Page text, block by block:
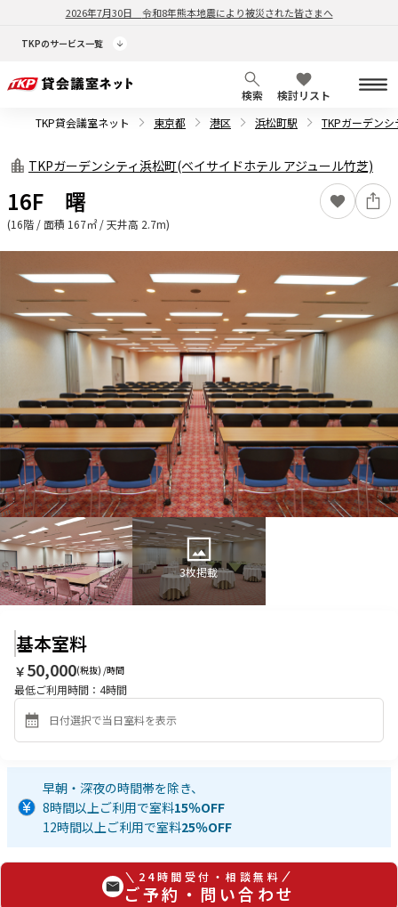
2026年7月30日 令和8年熊本地震により被災された皆さまへ
TKPのサービス一覧
検索
検討リスト
TKP貸会議室ネット
東京都 港区 浜松町駅 TKPガーデン
TKPガーデンシティ浜松町(ベイサイドホテル アジュール竹芝)
16F 曙
(16階 / 面積 167㎡ / 天井高 2.7m)
3枚掲載
基本室料
￥ 50,000(税抜) /時間
最低ご利用時間： 4時間
早朝・深夜の時間帯を除き、
8時間以上ご利用で室料15％OFF
12時間以上ご利用で室料25％OFF
24時間受付・相談無料
ご予約・問い合わせ